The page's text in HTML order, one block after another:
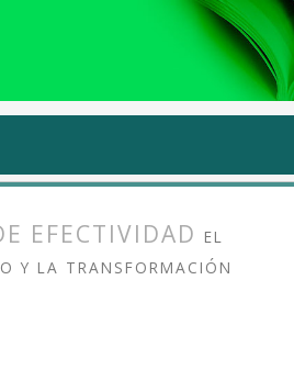
EFECTIVIDAD EL
Y LA TRANSFORMACIÓN